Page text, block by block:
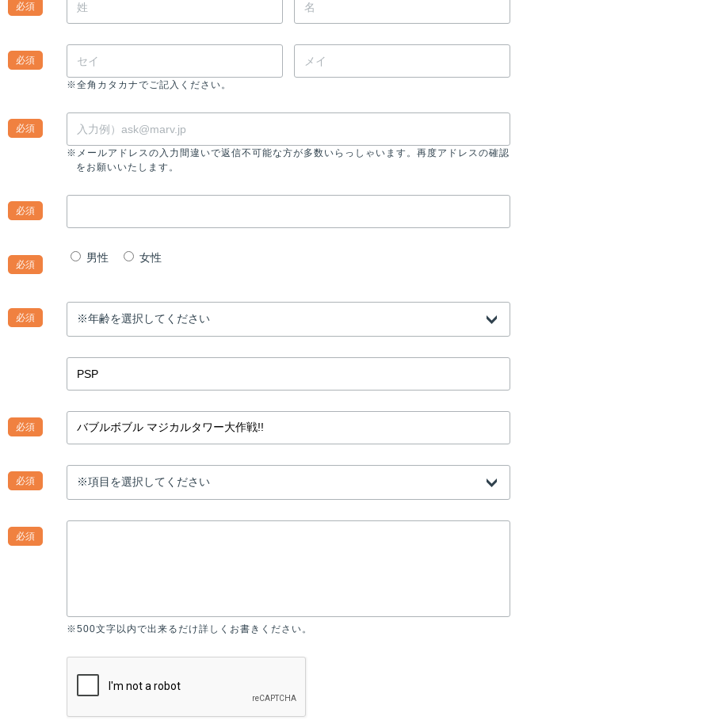
必須
必須
※全角カタカナでご記入ください。
必須
※メールアドレスの入力間違いで返信不可能な方が多数いらっしゃいます。再度アドレスの確認
をお願いいたします。
必須
必須
男性 女性
必須
必須
必須
必須
※500文字以内で出来るだけ詳しくお書きください。